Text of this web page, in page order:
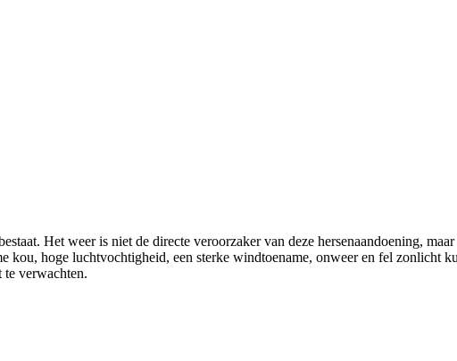
Het weer is niet de directe veroorzaker van deze hersenaandoening,
kou, hoge luchtvochtigheid, een sterke windtoename, onweer en fel zonlicht
verwachten.